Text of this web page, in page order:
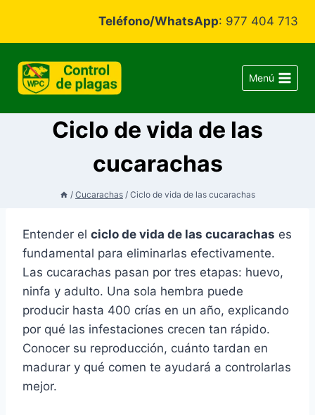
contenido
Teléfono/WhatsApp: 977 404 713
Menú
Ciclo de vida de las
cucarachas
/ Cucarachas / Ciclo de vida de las cucarachas
Entender el ciclo de vida de las cucarachas es
fundamental para eliminarlas efectivamente.
Las cucarachas pasan por tres etapas: huevo,
ninfa y adulto. Una sola hembra puede
producir hasta 400 crías en un año, explicando
por qué las infestaciones crecen tan rápido.
Conocer su reproducción, cuánto tardan en
madurar y qué comen te ayudará a controlarlas
mejor.